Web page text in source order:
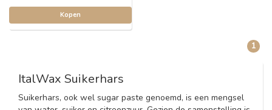
Kopen
1
ItalWax Suikerhars
Suikerhars, ook wel sugar paste genoemd, is een mengsel